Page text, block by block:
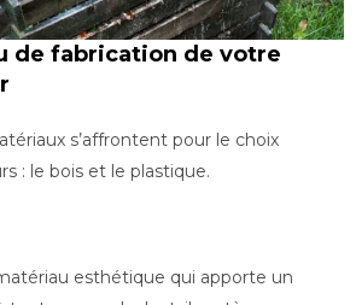
de fabrication de votre
s’affrontent pour le choix
: le bois et le plastique.
esthétique qui apporte un